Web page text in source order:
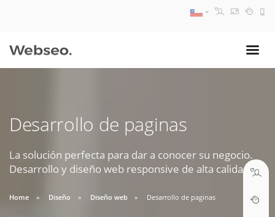
Desarrollo de paginas
La solución perfecta para dar a conocer su negocio.
Desarrollo y diseño web responsive de alta calidad.
Home Diseño Diseño web Desarrollo de paginas
09:30 AM A 18:30 PM
soporte@webseo.cl